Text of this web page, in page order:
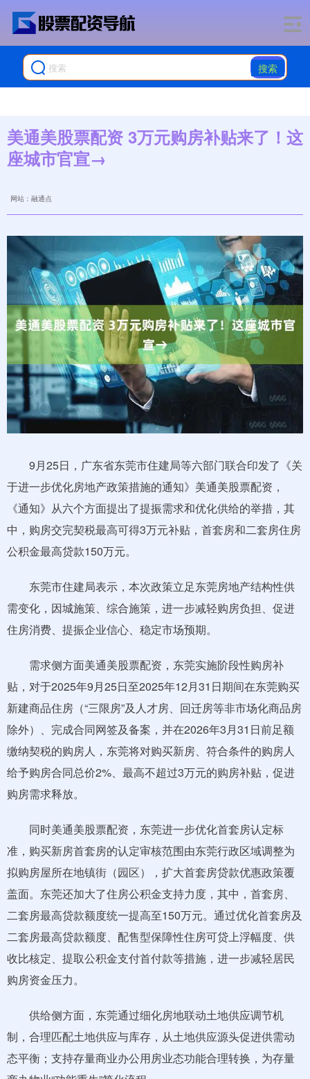
搜索
美通美股票配资 3万元购房补贴来了！这
座城市官宣→
网站：融通点
9月25日，广东省东莞市住建局等六部门联合印发了《关
于进一步优化房地产政策措施的通知》美通美股票配资，
《通知》从六个方面提出了提振需求和优化供给的举措，其
中，购房交完契税最高可得3万元补贴，首套房和二套房住房
公积金最高贷款150万元。
东莞市住建局表示，本次政策立足东莞房地产结构性供
需变化，因城施策、综合施策，进一步减轻购房负担、促进
住房消费、提振企业信心、稳定市场预期。
需求侧方面美通美股票配资，东莞实施阶段性购房补
贴，对于2025年9月25日至2025年12月31日期间在东莞购买
新建商品住房（“三限房”及人才房、回迁房等非市场化商品房
除外）、完成合同网签及备案，并在2026年3月31日前足额
缴纳契税的购房人，东莞将对购买新房、符合条件的购房人
给予购房合同总价2%、最高不超过3万元的购房补贴，促进
购房需求释放。
同时美通美股票配资，东莞进一步优化首套房认定标
准，购买新房首套房的认定审核范围由东莞行政区域调整为
拟购房屋所在地镇街（园区），扩大首套房贷款优惠政策覆
盖面。东莞还加大了住房公积金支持力度，其中，首套房、
二套房最高贷款额度统一提高至150万元。通过优化首套房及
二套房最高贷款额度、配售型保障性住房可贷上浮幅度、供
收比核定、提取公积金支付首付款等措施，进一步减轻居民
购房资金压力。
供给侧方面，东莞通过细化房地联动土地供应调节机
制，合理匹配土地供应与库存，从土地供应源头促进供需动
态平衡；支持存量商业办公用房业态功能合理转换，为存量